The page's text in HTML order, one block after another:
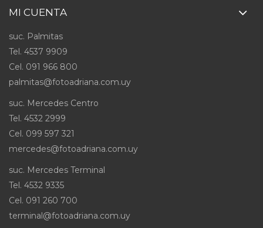
MI CUENTA
suc. Palmitas
Tel. 4537 9909
Cel. 091 966 800
palmitas@fotoadriana.com.uy
suc. Mercedes Centro
Tel. 4532 2999
Cel. 099 597 321
mercedes@fotoadriana.com.uy
suc. Mercedes Terminal
Tel. 4532 9335
Cel. 091 260 700
terminal@fotoadriana.com.uy